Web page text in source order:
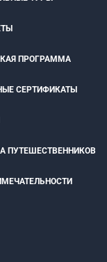
ПРОГРАММА
СЕРТИФИКАТЫ
ПУТЕШЕСТВЕННИКОВ